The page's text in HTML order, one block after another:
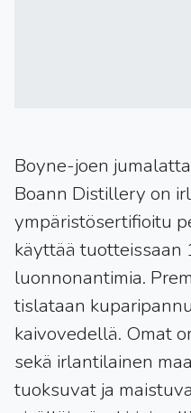
Boyne-joen
Boann Distillery on
ympäristösertifioitu
käyttää tuotteissaan
luonnonantimia.
tislataan
kaivovedellä. Omat
sekä irlantilainen
tuoksuvat ja